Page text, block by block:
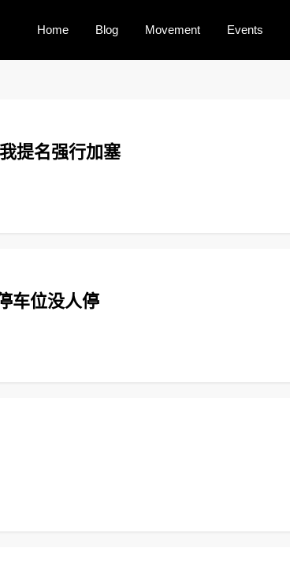
Home Blog Movement Events
提名强行加塞
车位没人停